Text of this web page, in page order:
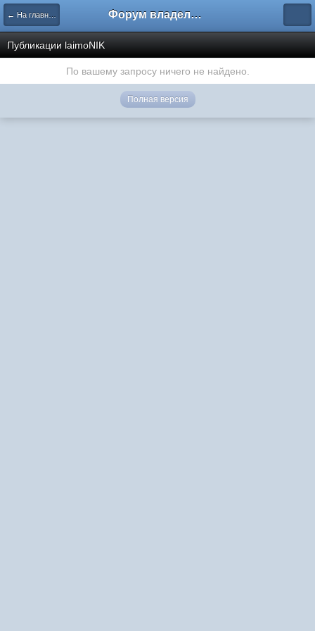
← На главную Форум владельцев интернет-магазинов
Публикации laimoNIK
По вашему запросу ничего не найдено.
Полная версия